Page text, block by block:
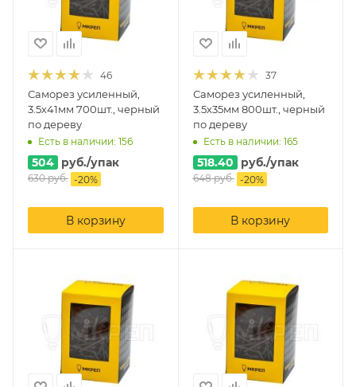
46
Саморез усиленный,
3.5х41мм 700шт., черный
по дереву
Есть в наличии: 156
504 руб./упак
630руб. -20%
В корзину
37
Саморез усиленный,
3.5х35мм 800шт., черный
по дереву
Есть в наличии: 165
518.40 руб./упак
648руб. -20%
В корзину